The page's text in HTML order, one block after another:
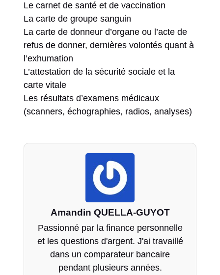
Le carnet de santé et de vaccination
La carte de groupe sanguin
La carte de donneur d’organe ou l’acte de
refus de donner, dernières volontés quant à
l’exhumation
L’attestation de la sécurité sociale et la
carte vitale
Les résultats d’examens médicaux
(scanners, échographies, radios, analyses)
Amandin QUELLA-GUYOT
Passionné par la finance personnelle
et les questions d'argent. J'ai travaillé
dans un comparateur bancaire
pendant plusieurs années.